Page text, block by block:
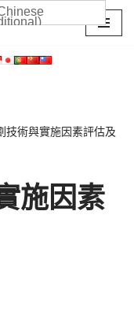
技術與實施因素評估及
施因素